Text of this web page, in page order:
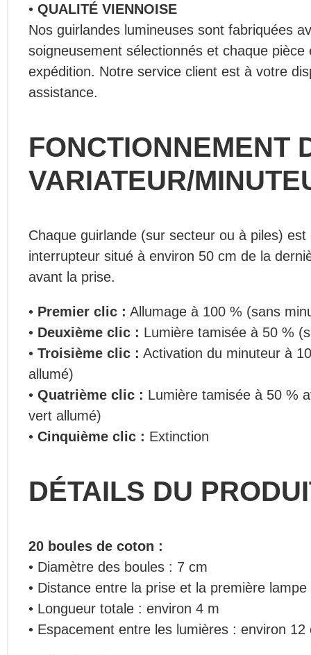
• QUALITÉ VIENNOISE
Nos guirlandes lumineuses sont fabriquées
soigneusement sélectionnés et chaque
expédition. Notre service client est à votre
assistance.
FONCTIONNEMENT
VARIATEUR/
Chaque guirlande (sur secteur ou à piles) est
interrupteur situé à environ 50 cm de la
avant la prise.
• Premier clic : Allumage à 100 % (sans
• Deuxième clic : Lumière tamisée à 50 %
• Troisième clic : Activation du minuteur à
allumé)
• Quatrième clic : Lumière tamisée à 50 %
vert allumé)
• Cinquième clic : Extinction
DÉTAILS DU
20 boules de coton :
• Diamètre des boules : 7 cm
• Distance entre la prise et la première
• Longueur totale : environ 4 m
• Espacement entre les lumières : environ 12